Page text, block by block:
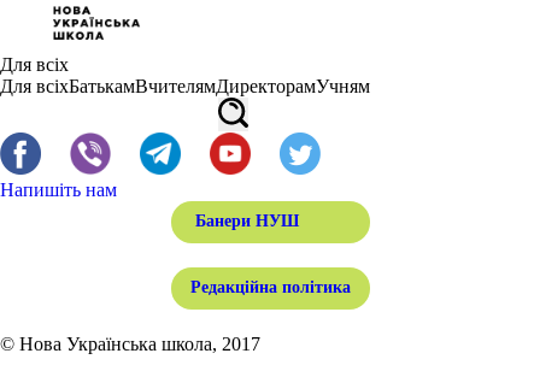
Для всіх
Для всіхБатькамВчителямДиректорамУчням
Напишіть нам
Банери НУШ
Редакційна політика
© Нова Українська школа, 2017